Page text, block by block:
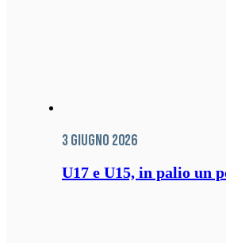
3 Giugno 2026
U17 e U15, in palio un